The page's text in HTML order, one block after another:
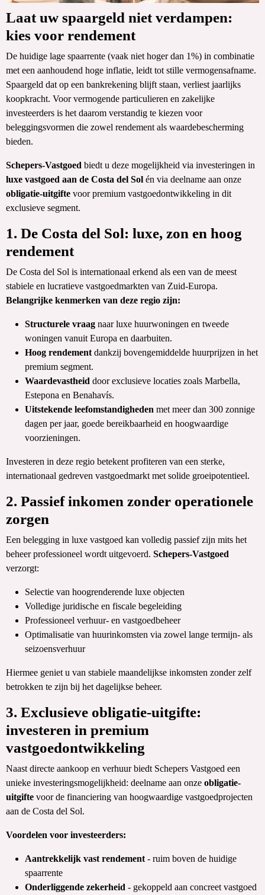
Laat uw spaargeld niet verdampen:
kies voor rendement
De huidige lage spaarrente (vaak niet hoger dan 1%) in combinatie
met een aanhoudend hoge inflatie, leidt tot stille vermogensafname.
Spaargeld dat op een bankrekening blijft staan, verliest jaarlijks
koopkracht. Voor vermogende particulieren en zakelijke
investeerders is het daarom verstandig te kiezen voor
beleggingsvormen die zowel rendement als waardebescherming
bieden.
Schepers-Vastgoed biedt u deze mogelijkheid via investeringen in
luxe vastgoed aan de Costa del Sol én via deelname aan onze
obligatie-uitgifte voor premium vastgoedontwikkeling in dit
exclusieve segment.
1. De Costa del Sol: luxe, zon en hoog
rendement
De Costa del Sol is internationaal erkend als een van de meest
stabiele en lucratieve vastgoedmarkten van Zuid-Europa.
Belangrijke kenmerken van deze regio zijn:
Structurele vraag naar luxe huurwoningen en tweede
woningen vanuit Europa en daarbuiten.
Hoog rendement dankzij bovengemiddelde huurprijzen in het
premium segment.
Waardevastheid door exclusieve locaties zoals Marbella,
Estepona en Benahavís.
Uitstekende leefomstandigheden met meer dan 300 zonnige
dagen per jaar, goede bereikbaarheid en hoogwaardige
voorzieningen.
Investeren in deze regio betekent profiteren van een sterke,
internationaal gedreven vastgoedmarkt met solide groeipotentieel.
2. Passief inkomen zonder operationele
zorgen
Een belegging in luxe vastgoed kan volledig passief zijn mits het
beheer professioneel wordt uitgevoerd. Schepers-Vastgoed
verzorgt:
Selectie van hoogrenderende luxe objecten
Volledige juridische en fiscale begeleiding
Professioneel verhuur- en vastgoedbeheer
Optimalisatie van huurinkomsten via zowel lange termijn- als
seizoensverhuur
Hiermee geniet u van stabiele maandelijkse inkomsten zonder zelf
betrokken te zijn bij het dagelijkse beheer.
3. Exclusieve obligatie-uitgifte:
investeren in premium
vastgoedontwikkeling
Naast directe aankoop en verhuur biedt Schepers Vastgoed een
unieke investeringsmogelijkheid: deelname aan onze obligatie-
uitgifte voor de financiering van hoogwaardige vastgoedprojecten
aan de Costa del Sol.
Voordelen voor investeerders:
Aantrekkelijk vast rendement - ruim boven de huidige
spaarrente
Onderliggende zekerheid - gekoppeld aan concreet vastgoed